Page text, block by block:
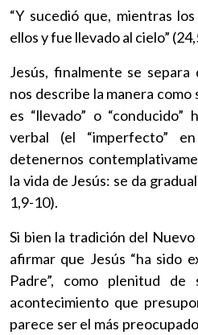
“Y sucedió que, mientras
ellos y fue llevado al cielo”
Jesús, finalmente se separa
nos describe la manera como
es “llevado” o
verbal (el “imperfecto”
detenernos
la vida de Jesús: se da
1,9-10).
Si bien la tradición del
afirmar que Jesús “ha sido
Padre”, como plenitud
acontecimiento que
parece ser el más